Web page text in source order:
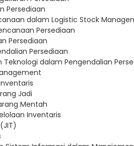
Persediaan
dalam Logistic Stock
Persediaan
Persediaan
Persediaan
Teknologi dalam Pengendalian
Jadi
Mentah
Inventaris